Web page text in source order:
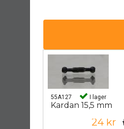
55A127 I lager
Kardan 15,5 mm
24 kr